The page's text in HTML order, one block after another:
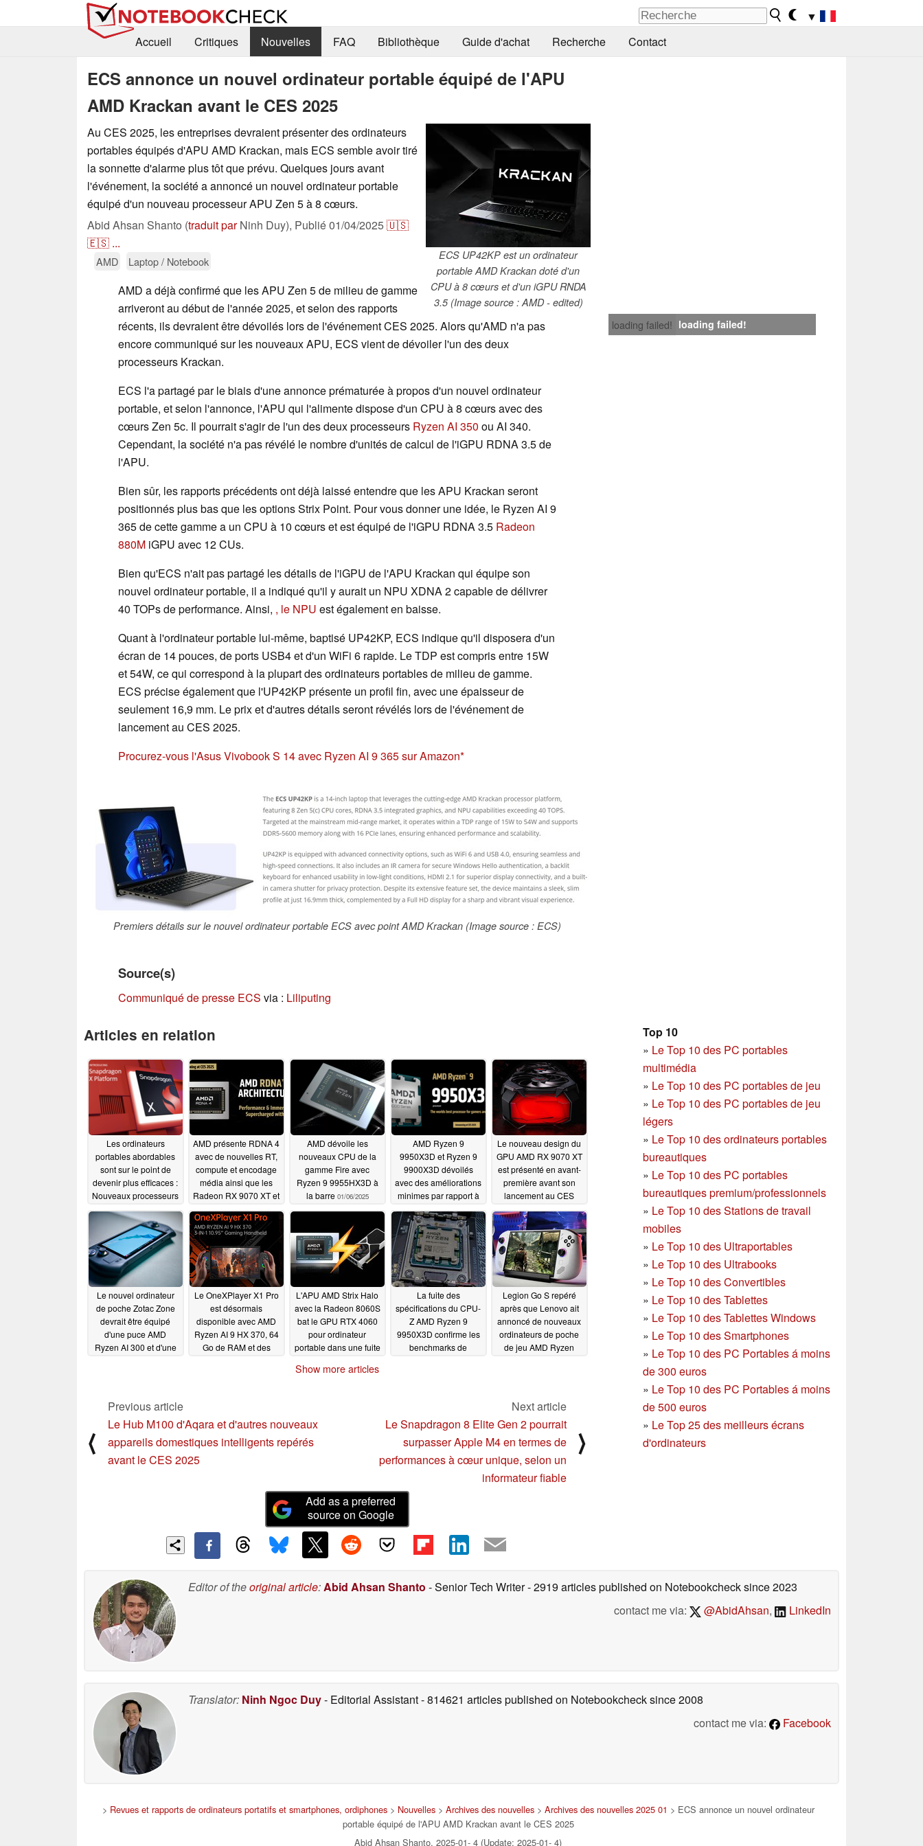
▼
Accueil
Critiques Nouvelles FAQ Bibliothèque Guide d'achat Recherche Contact
ECS annonce un nouvel ordinateur portable équipé de l'APU
AMD Krackan avant le CES 2025
ECS UP42KP est un ordinateur
portable AMD Krackan doté d'un
CPU à 8 cœurs et d'un iGPU RNDA
3.5 (Image source : AMD - edited)
Au CES 2025, les entreprises devraient présenter des ordinateurs
portables équipés d'APU AMD Krackan, mais ECS semble avoir tiré
la sonnette d'alarme plus tôt que prévu. Quelques jours avant
l'événement, la société a annoncé un nouvel ordinateur portable
équipé d'un nouveau processeur APU Zen 5 à 8 cœurs.
Abid Ahsan Shanto (traduit parNinh Duy), Publié01/04/2025🇺🇸
🇪🇸 ...
AMD Laptop / Notebook
loading failed! loading failed!
AMD a déjà confirmé que les APU Zen 5 de milieu de gamme
arriveront au début de l'année 2025, et selon des rapports
récents, ils devraient être dévoilés lors de l'événement CES 2025. Alors qu'AMD n'a pas
encore communiqué sur les nouveaux APU, ECS vient de dévoiler l'un des deux
processeurs Krackan.
ECS l'a partagé par le biais d'une annonce prématurée à propos d'un nouvel ordinateur
portable, et selon l'annonce, l'APU qui l'alimente dispose d'un CPU à 8 cœurs avec des
cœurs Zen 5c. Il pourrait s'agir de l'un des deux processeurs Ryzen AI 350 ou AI 340.
Cependant, la société n'a pas révélé le nombre d'unités de calcul de l'iGPU RDNA 3.5 de
l'APU.
Bien sûr, les rapports précédents ont déjà laissé entendre que les APU Krackan seront
positionnés plus bas que les options Strix Point. Pour vous donner une idée, le Ryzen AI 9
365 de cette gamme a un CPU à 10 cœurs et est équipé de l'iGPU RDNA 3.5 Radeon
880M iGPU avec 12 CUs.
Bien qu'ECS n'ait pas partagé les détails de l'iGPU de l'APU Krackan qui équipe son
nouvel ordinateur portable, il a indiqué qu'il y aurait un NPU XDNA 2 capable de délivrer
40 TOPs de performance. Ainsi, , le NPU est également en baisse.
Quant à l'ordinateur portable lui-même, baptisé UP42KP, ECS indique qu'il disposera d'un
écran de 14 pouces, de ports USB4 et d'un WiFi 6 rapide. Le TDP est compris entre 15W
et 54W, ce qui correspond à la plupart des ordinateurs portables de milieu de gamme.
ECS précise également que l'UP42KP présente un profil fin, avec une épaisseur de
seulement 16,9 mm. Le prix et d'autres détails seront révélés lors de l'événement de
lancement au CES 2025.
Procurez-vous l'Asus Vivobook S 14 avec Ryzen AI 9 365 sur Amazon
Premiers détails sur le nouvel ordinateur portable ECS avec point AMD Krackan (Image source : ECS)
Source(s)
Communiqué de presse ECS via : Liliputing
Top 10
» Le Top 10 des PC portables
multimédia
» Le Top 10 des PC portables de jeu
» Le Top 10 des PC portables de jeu
légers
» Le Top 10 des ordinateurs portables
bureautiques
» Le Top 10 des PC portables
bureautiques premium/professionnels
» Le Top 10 des Stations de travail
mobiles
» Le Top 10 des Ultraportables
» Le Top 10 des Ultrabooks
» Le Top 10 des Convertibles
» Le Top 10 des Tablettes
» Le Top 10 des Tablettes Windows
» Le Top 10 des Smartphones
» Le Top 10 des PC Portables á moins
de 300 euros
» Le Top 10 des PC Portables á moins
de 500 euros
» Le Top 25 des meilleurs écrans
d'ordinateurs
Articles en relation
Les ordinateurs
portables abordables
sont sur le point de
devenir plus efficaces :
Nouveaux processeurs
Snapdragon X pour les
systèmes à moins de
600 dollars01/06/2025
AMD présente RDNA 4
avec de nouvelles RT,
compute et encodage
média ainsi que les
Radeon RX 9070 XT et
enfin une fondation ML
appropriée01/06/2025
AMD dévoile les
nouveaux CPU de la
gamme Fire avec
Ryzen 9 9955HX3D à
la barre 01/06/2025
AMD Ryzen 9
9950X3D et Ryzen 9
9900X3D dévoilés
avec des améliorations
minimes par rapport à
401/06/2025
Le nouveau design du
GPU AMD RX 9070 XT
est présenté en avant-
première avant son
lancement au CES
01/04/2025
Le nouvel ordinateur
de poche Zotac Zone
devrait être équipé
d'une puce AMD
Ryzen AI 300 et d'une
Le OneXPlayer X1 Pro
est désormais
disponible avec AMD
Ryzen AI 9 HX 370, 64
Go de RAM et des
L'APU AMD Strix Halo
avec la Radeon 8060S
bat le GPU RTX 4060
pour ordinateur
portable dans une fuite
La fuite des
spécifications du CPU-
Z AMD Ryzen 9
9950X3D confirme les
benchmarks de
Legion Go S repéré
après que Lenovo ait
annoncé de nouveaux
ordinateurs de poche
de jeu AMD Ryzen
Show more articles
⟨
Previous article
Le Hub M100 d'Aqara et d'autres nouveaux
appareils domestiques intelligents repérés
avant le CES 2025
Next article
Le Snapdragon 8 Elite Gen 2 pourrait
surpasser Apple M4 en termes de
performances à cœur unique, selon un
informateur fiable
⟩
Add as a preferred
source on Google
Editor of theoriginal article:Abid Ahsan Shanto - Senior Tech Writer- 2919 articles published on Notebookchecksince 2023
contact me via:
@AbidAhsan, LinkedIn
Translator: Ninh Ngoc Duy- Editorial Assistant- 814621 articles published on Notebookchecksince 2008
contact me via:
Facebook
> Revues et rapports de ordinateurs portatifs et smartphones, ordiphones> Nouvelles> Archives des nouvelles> Archives des nouvelles 2025 01 > ECS annonce un nouvel ordinateur
portable équipé de l'APU AMD Krackan avant le CES 2025
Abid Ahsan Shanto, 2025-01- 4 (Update: 2025-01- 4)